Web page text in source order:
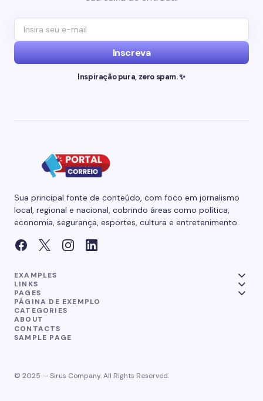
Inscreva
Inspiração pura, zero spam. ✨
Sua principal fonte de conteúdo, com foco em jornalismo
local, regional e nacional, cobrindo áreas como política,
economia, segurança, esportes, cultura e entretenimento.
EXAMPLES
LINKS
PAGES
PÁGINA DE EXEMPLO
CATEGORIES
ABOUT
CONTACTS
SAMPLE PAGE
© 2025 — Sirus Company. All Rights Reserved.